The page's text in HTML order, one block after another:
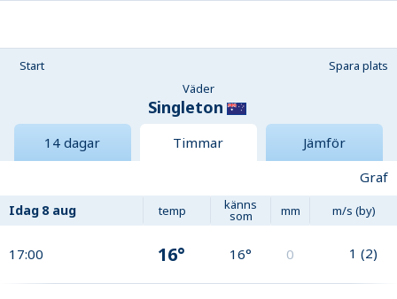
Start
Spara plats
Väder
Singleton
14 dagar Timmar
Jämför
Graf
Idag 8 aug temp känns
som mm m/s (by)
17:00 16° 16° 0 1 (2)